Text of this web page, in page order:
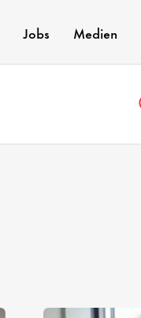
Jobs Medien